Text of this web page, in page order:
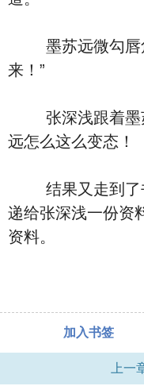
墨苏远微勾唇角
来！”
张深浅跟着墨苏
远怎么这么变态！
结果又走到了书
递给张深浅一份资
资料。
加入书签
上一